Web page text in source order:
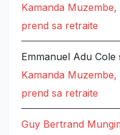
Kamanda
prend sa retraite
Emmanuel Adu Cole
Kamanda
prend sa retraite
Guy Bertrand